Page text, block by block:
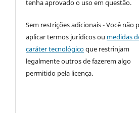
tenha aprovado o uso em questão.
Sem restrições adicionais - Você não
aplicar termos jurídicos ou medidas
caráter tecnológicoque restrinjam
legalmente outros de fazerem algo
permitido pela licença.